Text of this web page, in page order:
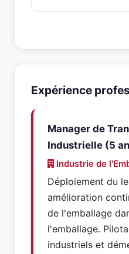
Expérience
Manager de
Industrielle (5
Industrie de
Déploiement du
amélioration
de l'emballage
l'emballage.
industriels et